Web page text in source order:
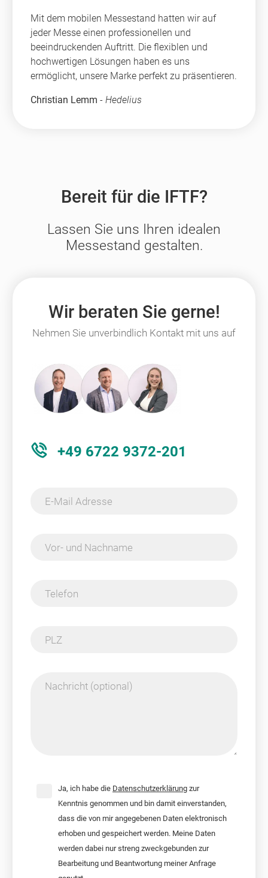
Mit dem mobilen Messestand hatten wir auf
jeder Messe einen professionellen und
beeindruckenden Auftritt. Die flexiblen und
hochwertigen Lösungen haben es uns
ermöglicht, unsere Marke perfekt zu präsentieren.
Christian Lemm - Hedelius
Bereit für die IFTF?
Lassen Sie uns Ihren idealen
Messestand gestalten.
Wir beraten Sie gerne!
Nehmen Sie unverbindlich Kontakt mit uns auf
+49 6722 9372-201
E-Mail Adresse
Vor- und Nachname
Telefon
PLZ
Nachricht (optional)
Ja, ich habe die Datenschutzerklärung zur
Kenntnis genommen und bin damit einverstanden,
dass die von mir angegebenen Daten elektronisch
erhoben und gespeichert werden. Meine Daten
werden dabei nur streng zweckgebunden zur
Bearbeitung und Beantwortung meiner Anfrage